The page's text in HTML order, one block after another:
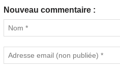
Nouveau commentaire :